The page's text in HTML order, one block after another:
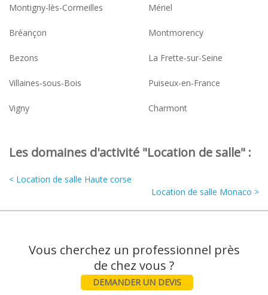
Montigny-lès-Cormeilles Mériel
Bréançon Montmorency
Bezons La Frette-sur-Seine
Villaines-sous-Bois Puiseux-en-France
Vigny Charmont
Les domaines d'activité "Location de salle" :
< Location de salle Haute corse
Location de salle Monaco >
Vous cherchez un professionnel près
DEMANDER UN DEVIS